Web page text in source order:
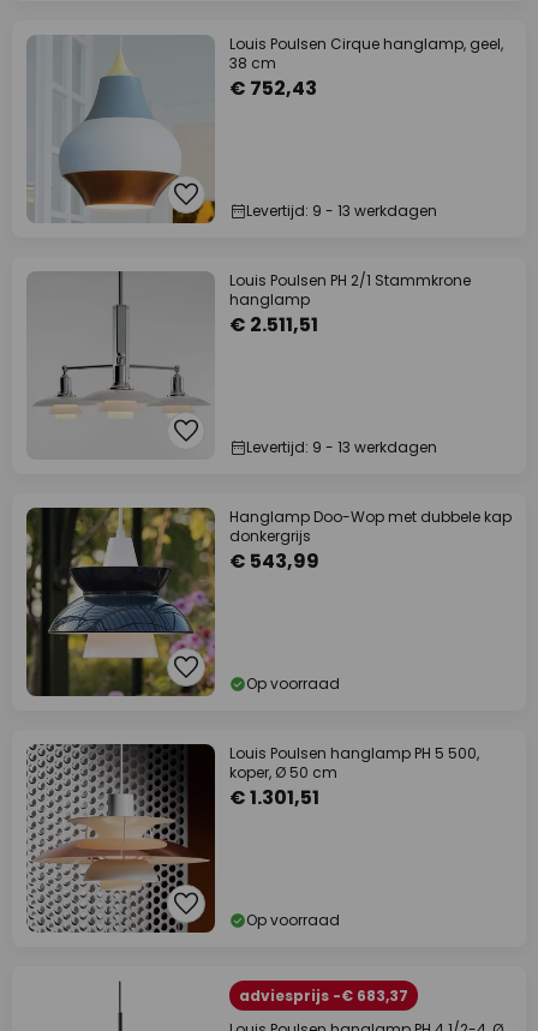
Louis Poulsen Cirque hanglamp, geel,
38 cm
€ 752,43
Levertijd: 9 - 13 werkdagen
Louis Poulsen PH 2/1 Stammkrone
hanglamp
€ 2.511,51
Levertijd: 9 - 13 werkdagen
Hanglamp Doo-Wop met dubbele kap
donkergrijs
€ 543,99
Op voorraad
Louis Poulsen hanglamp PH 5 500,
koper, Ø 50 cm
€ 1.301,51
Op voorraad
adviesprijs -€ 683,37